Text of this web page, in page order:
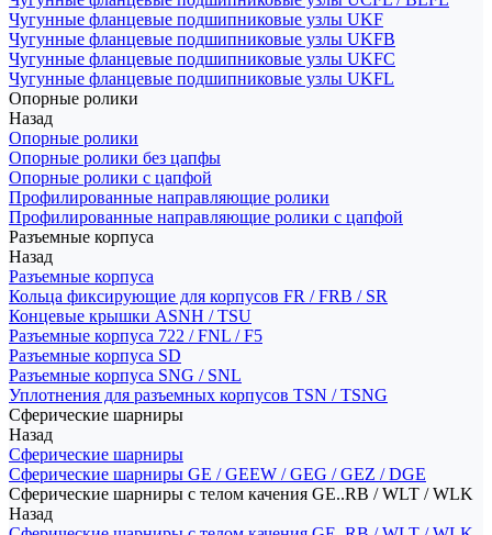
Чугунные фланцевые подшипниковые узлы UKF
Чугунные фланцевые подшипниковые узлы UKFB
Чугунные фланцевые подшипниковые узлы UKFC
Чугунные фланцевые подшипниковые узлы UKFL
Опорные ролики
Назад
Опорные ролики
Опорные ролики без цапфы
Опорные ролики с цапфой
Профилированные направляющие ролики
Профилированные направляющие ролики с цапфой
Разъемные корпуса
Назад
Разъемные корпуса
Кольца фиксирующие для корпусов FR / FRB / SR
Концевые крышки ASNH / TSU
Разъемные корпуса 722 / FNL / F5
Разъемные корпуса SD
Разъемные корпуса SNG / SNL
Уплотнения для разъемных корпусов TSN / TSNG
Сферические шарниры
Назад
Сферические шарниры
Сферические шарниры GE / GEEW / GEG / GEZ / DGE
Сферические шарниры с телом качения GE..RB / WLT / WLK
Назад